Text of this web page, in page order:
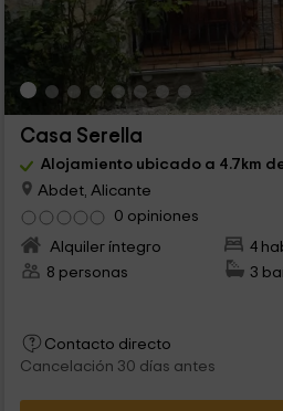
Casa Serella
Alojamiento ubicado a 4.7km
Abdet, Alicante
0 opiniones
Alquiler íntegro
4
8 personas
3
Contacto directo
Cancelación 30 días antes